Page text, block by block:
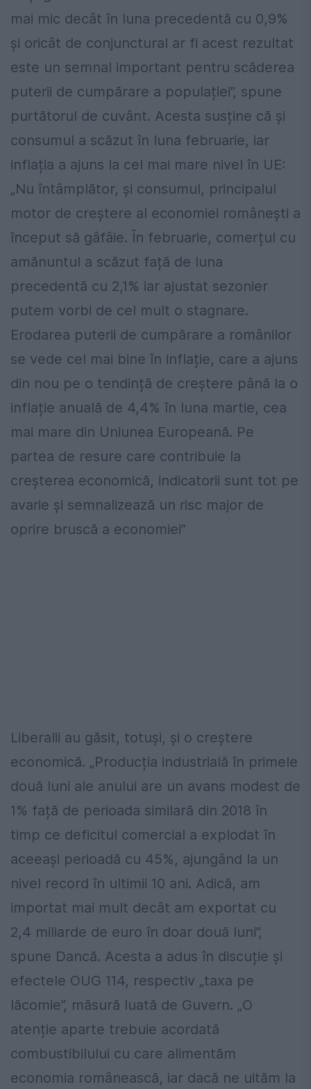
mai mic decât în luna precedentă cu 0,9%
și oricât de conjunctural ar fi acest rezultat
este un semnal important pentru scăderea
puterii de cumpărare a populației”, spune
purtătorul de cuvânt. Acesta susține că și
consumul a scăzut în luna februarie, iar
inflația a ajuns la cel mai mare nivel în UE:
„Nu întâmplător, și consumul, principalul
motor de creștere al economiei românești a
început să gâfâie. În februarie, comerțul cu
amănuntul a scăzut față de luna
precedentă cu 2,1% iar ajustat sezonier
putem vorbi de cel mult o stagnare.
Erodarea puterii de cumpărare a românilor
se vede cel mai bine în inflație, care a ajuns
din nou pe o tendință de creștere până la o
inflație anuală de 4,4% în luna martie, cea
mai mare din Uniunea Europeană. Pe
partea de resure care contribuie la
creșterea economică, indicatorii sunt tot pe
avarie și semnalizează un risc major de
oprire bruscă a economiei”
Liberalii au găsit, totuși, și o creștere
economică. „Producția industrială în primele
două luni ale anului are un avans modest de
1% față de perioada similară din 2018 în
timp ce deficitul comercial a explodat în
aceeași perioadă cu 45%, ajungând la un
nivel record în ultimii 10 ani. Adică, am
importat mai mult decât am exportat cu
2,4 miliarde de euro în doar două luni”,
spune Dancă. Acesta a adus în discuție și
efectele OUG 114, respectiv „taxa pe
lăcomie”, măsură luată de Guvern. „O
atenție aparte trebuie acordată
combustibilului cu care alimentăm
economia românească, iar dacă ne uităm la